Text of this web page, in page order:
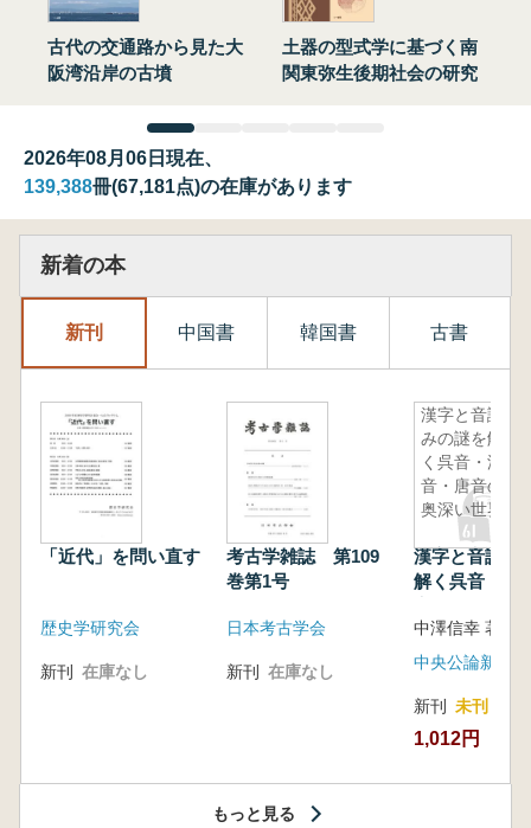
古代の交通路から見た大
阪湾沿岸の古墳
土器の型式学に基づく南
関東弥生後期社会の研究
2026年08月06日現在、
139,388冊(67,181点)の在庫があります
新着の本
新刊 中国書 韓国書 古書
「近代」を問い直す
歴史学研究会
新刊 在庫なし
考古学雑誌 第109
巻第1号
日本考古学会
新刊 在庫なし
漢字と音読
みの謎を解
く呉音・漢
音・唐音の
奥深い世界
漢字と音読み
解く呉音・漢
中澤信幸 著
中央公論新社
新刊 未刊
1,012円
もっと見る